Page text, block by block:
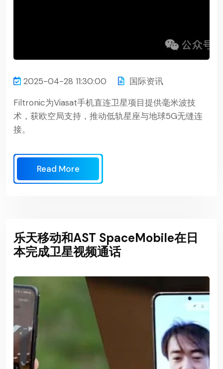
2025-04-28 11:30:00
国际资讯
Filtronic为Viasat手机直连卫星项目提供毫米波技
术，获欧空局支持，推动低轨星座与地球5G无缝连
接。
Read More
乐天移动和AST SpaceMobile在日
本完成卫星视频通话